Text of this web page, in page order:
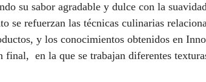
su sabor agradable y dulce con la
se refuerzan las técnicas culinarias
y los conocimientos obtenidos en
final, en la que se trabajan diferentes